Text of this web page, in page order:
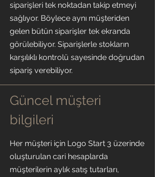
siparişleri tek noktadan takip etmeyi
sağlıyor. Böylece aynı müşteriden
gelen bütün siparişler tek ekranda
görülebiliyor. Siparişlerle stokların
karşılıklı kontrolü sayesinde doğrudan
sipariş verebiliyor.
Güncel müşteri
bilgileri
Her müşteri için Logo Start 3 üzerinde
oluşturulan cari hesaplarda
müşterilerin aylık satış tutarları,